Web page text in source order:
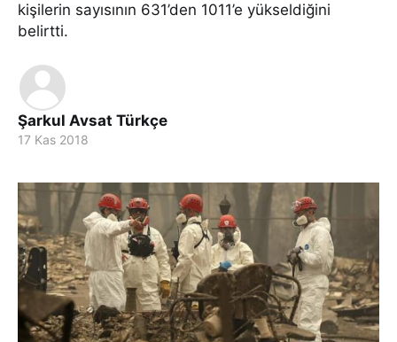
kişilerin sayısının 631’den 1011’e yükseldiğini
belirtti.
Şarkul Avsat Türkçe
17 Kas 2018